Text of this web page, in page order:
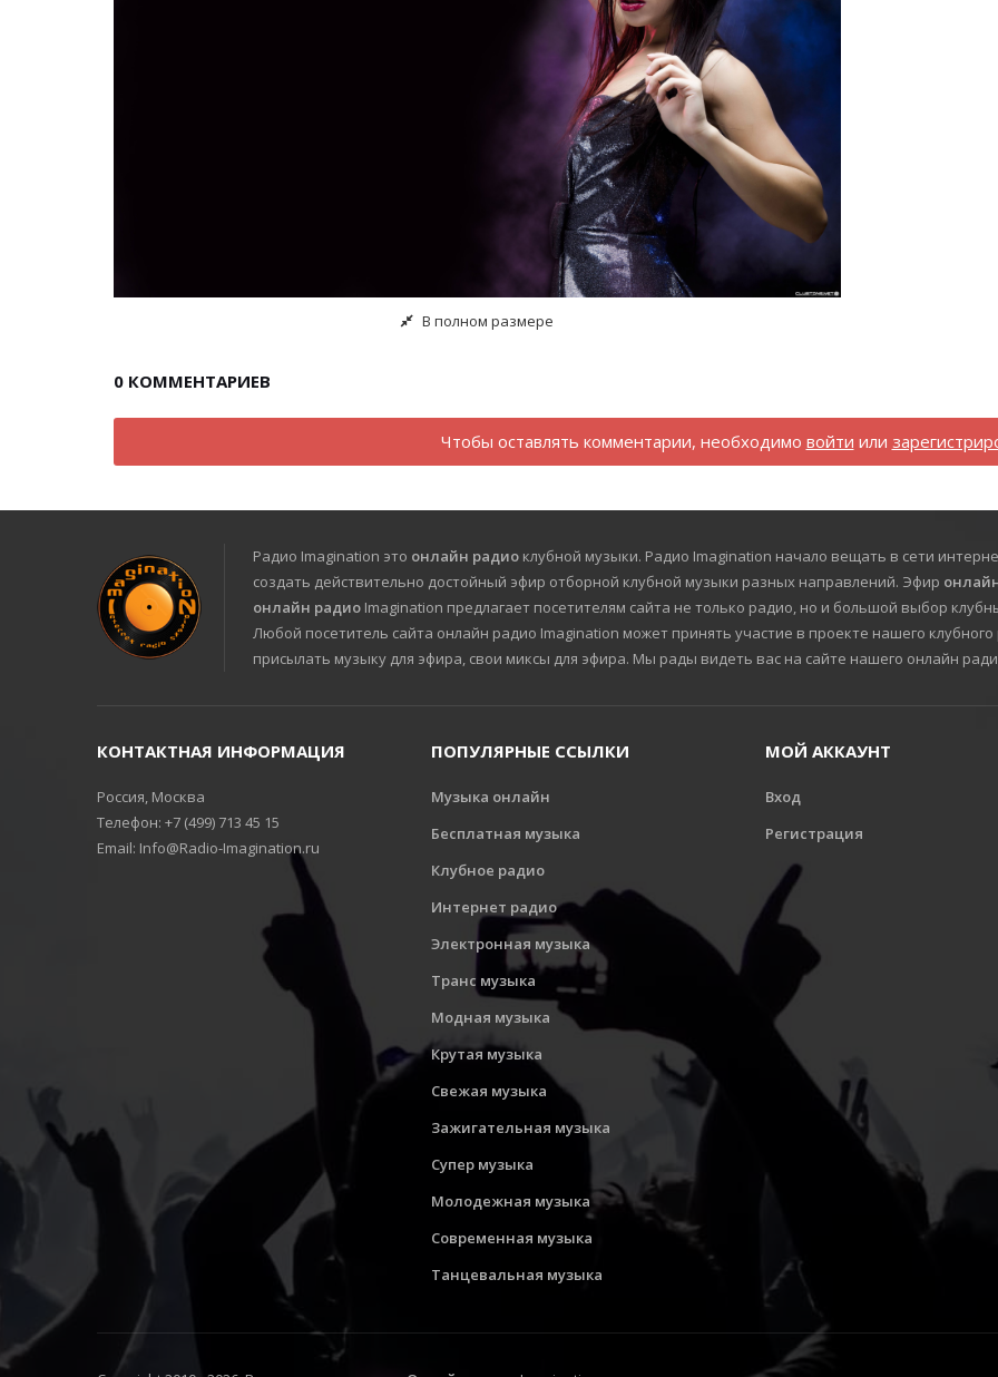
В полном размере
0 КОММЕНТАРИЕВ
Чтобы оставлять комментарии, необходимо войти или
Радио Imagination это онлайн радио клубной музыки. Радио Imagination начало вещать в сети
создать действительно достойный эфир отборной клубной музыки разных направлений. Эфир
онлайн радио Imagination предлагает посетителям сайта не только радио, но и большой выбор
Любой посетитель сайта онлайн радио Imagination может принять участие в проекте нашего
присылать музыку для эфира, свои миксы для эфира. Мы рады видеть вас на сайте нашего онлайн
КОНТАКТНАЯ ИНФОРМАЦИЯ
Россия, Москва
Телефон: +7 (499) 713 45 15
Email: Info@Radio-Imagination.ru
ПОПУЛЯРНЫЕ ССЫЛКИ
Музыка онлайн
Бесплатная музыка
Клубное радио
Интернет радио
Электронная музыка
Транс музыка
Модная музыка
Крутая музыка
Свежая музыка
Зажигательная музыка
Супер музыка
Молодежная музыка
Современная музыка
Танцевальная музыка
МОЙ АККАУНТ
Вход
Регистрация